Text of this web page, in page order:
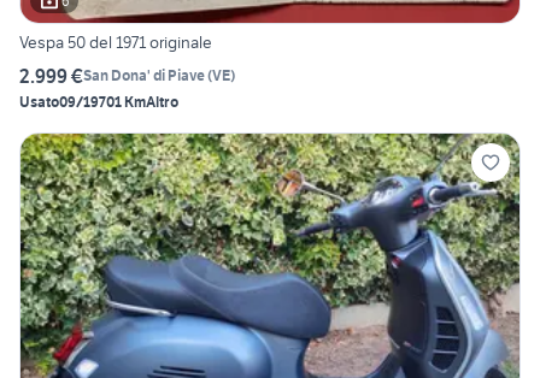
Vespa 50 del 1971 originale
2.999 €San Dona' di Piave(VE)
Usato09/19701 KmAltro